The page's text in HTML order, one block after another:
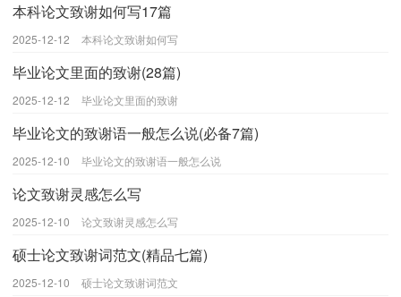
本科论文致谢如何写17篇
2025-12-12 本科论文致谢如何写
毕业论文里面的致谢(28篇)
2025-12-12 毕业论文里面的致谢
毕业论文的致谢语一般怎么说(必备7篇)
2025-12-10 毕业论文的致谢语一般怎么说
论文致谢灵感怎么写
2025-12-10 论文致谢灵感怎么写
硕士论文致谢词范文(精品七篇)
2025-12-10 硕士论文致谢词范文